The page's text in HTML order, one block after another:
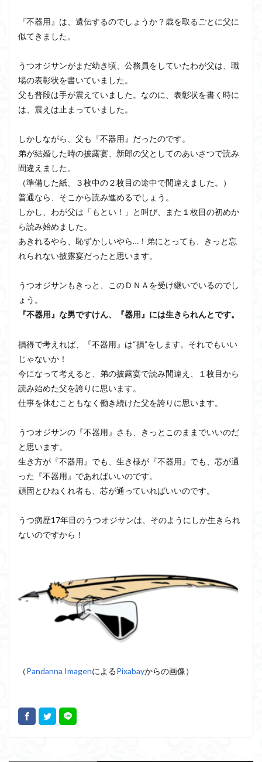
『不器用』は、遺伝するのでしょうか？歳を取るごとに父に
似てきました。
うつオジサンがまだ幼き頃、公務員をしていたわが父は、職
場の表彰状を書いていました。
父も普段は手が震えていました。なのに、表彰状を書く時に
は、震えは止まっていました。
しかしながら、父も『不器用』だったのです。
弟が結婚した時の披露宴、新郎の父としてのあいさつで読み
間違えました。
（準備した紙、３枚中の２枚目の途中で間違えました。）
普通なら、そこから読み進めるでしょう。
しかし、わが父は「もとい！」と叫び、また１枚目の初めか
ら読み始めました。
あきれるやら、恥ずかしいやら…！弟にとっても、きっと忘
れられない披露宴だったと思います。
うつオジサンもきっと、このＤＮＡを受け継いでいるのでし
ょう。
『不器用』な男ですけん、『器用』には生きられんとです。
損得で考えれば、『不器用』は“損”をします。それでもいい
じゃないか！
今になって考えると、弟の披露宴で読み間違え、１枚目から
読み始めた父を誇りに思います。
仕事を休むこともなく働き続けた父を誇りに思います。
うつオジサンの『不器用』さも、きっとこのままでいいのだ
と思います。
生き方が『不器用』でも、生き様が『不器用』でも、芯が通
った『不器用』であればいいのです。
頑固とひねくれ者も、芯が通っていればいいのです。
うつ病歴17年目のうつオジサンは、そのようにしか生きられ
ないのですから！
（Pandanna ImagenによるPixabayからの画像）